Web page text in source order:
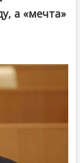
а «мечта»